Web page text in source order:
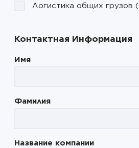
Логистика общих грузов
Контактная Информация
Имя
Фамилия
Название компании